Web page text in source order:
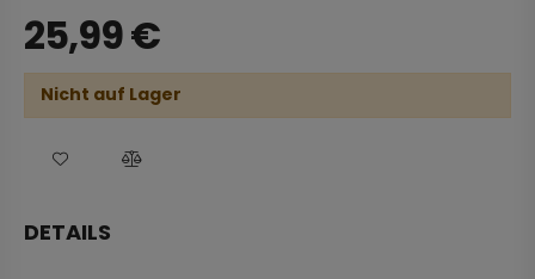
25,99€
Nicht auf Lager
DETAILS